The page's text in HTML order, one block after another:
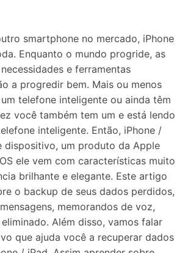
smartphone no mercado, iPhone
Enquanto o mundo progride, as
e ferramentas
a progredir bem. Mais ou menos
telefone inteligente ou ainda têm
você também tem um e está lendo
inteligente. Então, iPhone /
dispositivo, um produto da Apple
ele vem com características muito
brilhante e elegante. Este artigo
o backup de seus dados perdidos,
memorandos de voz,
Além disso, vamos falar
que ajuda você a recuperar dados